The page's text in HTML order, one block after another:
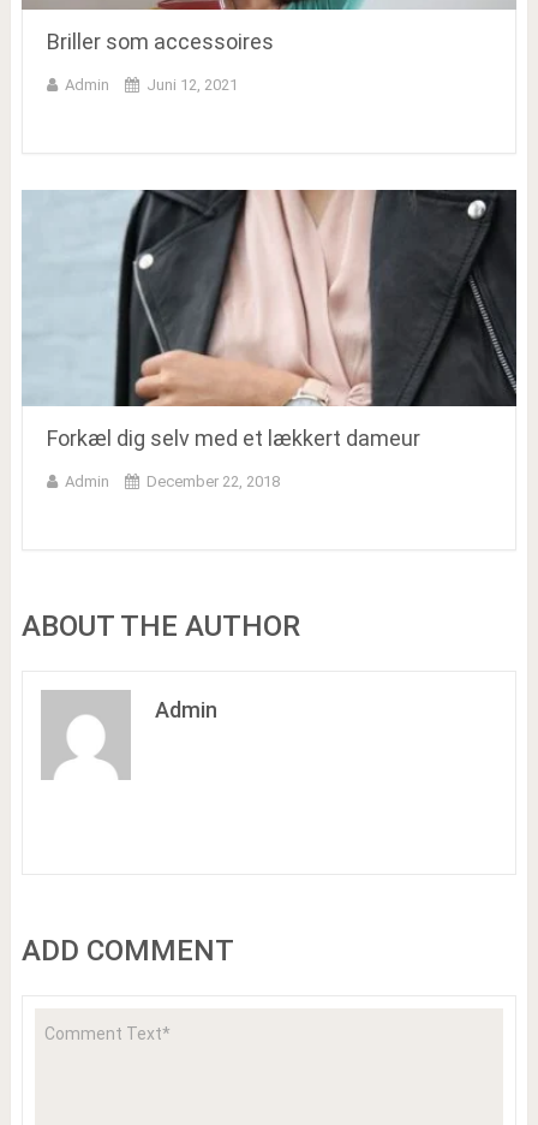
Briller som accessoires
Admin Juni 12, 2021
Forkæl dig selv med et lækkert dameur
Admin December 22, 2018
ABOUT THE AUTHOR
Admin
ADD COMMENT